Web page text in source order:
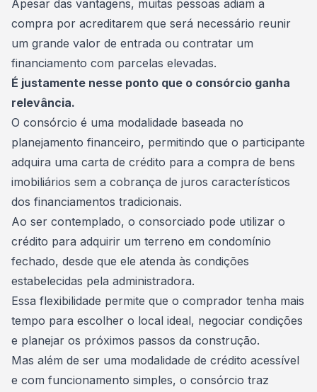
Apesar das vantagens, muitas pessoas adiam a
compra por acreditarem que será necessário reunir
um grande valor de entrada ou contratar um
financiamento com parcelas elevadas.
É justamente nesse ponto que o consórcio ganha
relevância.
O consórcio é uma modalidade baseada no
planejamento financeiro, permitindo que o participante
adquira uma carta de crédito para a compra de bens
imobiliários sem a cobrança de juros característicos
dos financiamentos tradicionais.
Ao ser contemplado, o consorciado pode utilizar o
crédito para adquirir um terreno em condomínio
fechado, desde que ele atenda às condições
estabelecidas pela administradora.
Essa flexibilidade permite que o comprador tenha mais
tempo para escolher o local ideal, negociar condições
e planejar os próximos passos da construção.
Mas além de ser uma modalidade de crédito acessível
e com funcionamento simples, o consórcio traz